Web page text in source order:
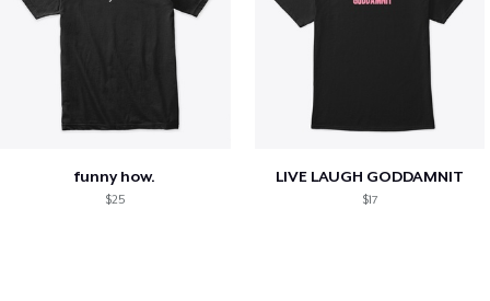
funny how.
$25
LIVE LAUGH GODDAMNIT
$17